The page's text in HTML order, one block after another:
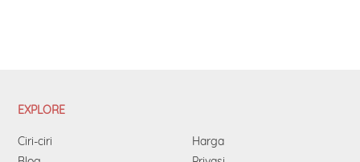
EXPLORE
Ciri-ciri
Harga